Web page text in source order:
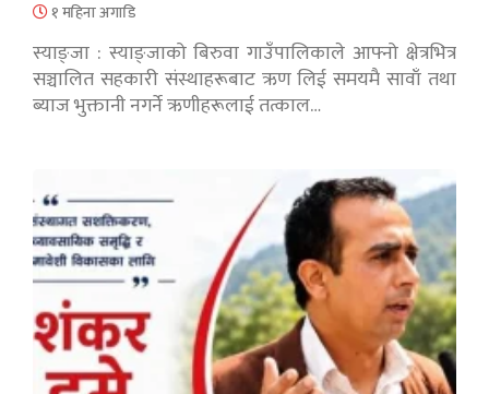
१ महिना अगाडि
स्याङ्जा : स्याङ्जाको बिरुवा गाउँपालिकाले आफ्नो क्षेत्रभित्र
सञ्चालित सहकारी संस्थाहरूबाट ऋण लिई समयमै सावाँ तथा
ब्याज भुक्तानी नगर्ने ऋणीहरूलाई तत्काल…